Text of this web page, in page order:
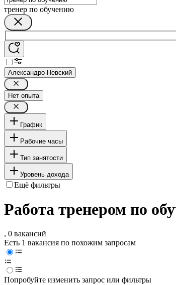
тренер по обучению
Александро-Невский
Нет опыта
График
Рабочие часы
Тип занятости
Уровень дохода
Ещё фильтры
Работа тренером по
, 0 вакансий
Есть 1 вакансия по похожим запросам
Попробуйте изменить запрос или фильтры